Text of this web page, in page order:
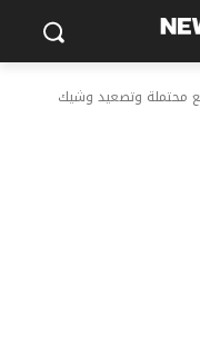
محتملة وتصعيد وشيك